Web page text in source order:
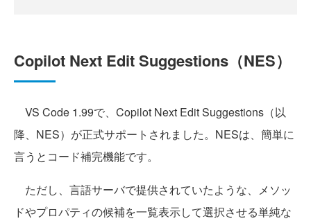
Copilot Next Edit Suggestions（NES）
VS Code 1.99で、Copilot Next Edit Suggestions（以
降、NES）が正式サポートされました。NESは、簡単に
言うとコード補完機能です。
ただし、言語サーバで提供されていたような、メソッ
ドやプロパティの候補を一覧表示して選択させる単純な